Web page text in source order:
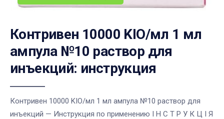
Контривен 10000 KIO/мл 1 мл
ампула №10 раствор для
инъекций: инструкция
Контривен 10000 KIO/мл 1 мл ампула №10 раствор для
инъекций — Инструкция по применению І Н С Т Р У К Ц І Я